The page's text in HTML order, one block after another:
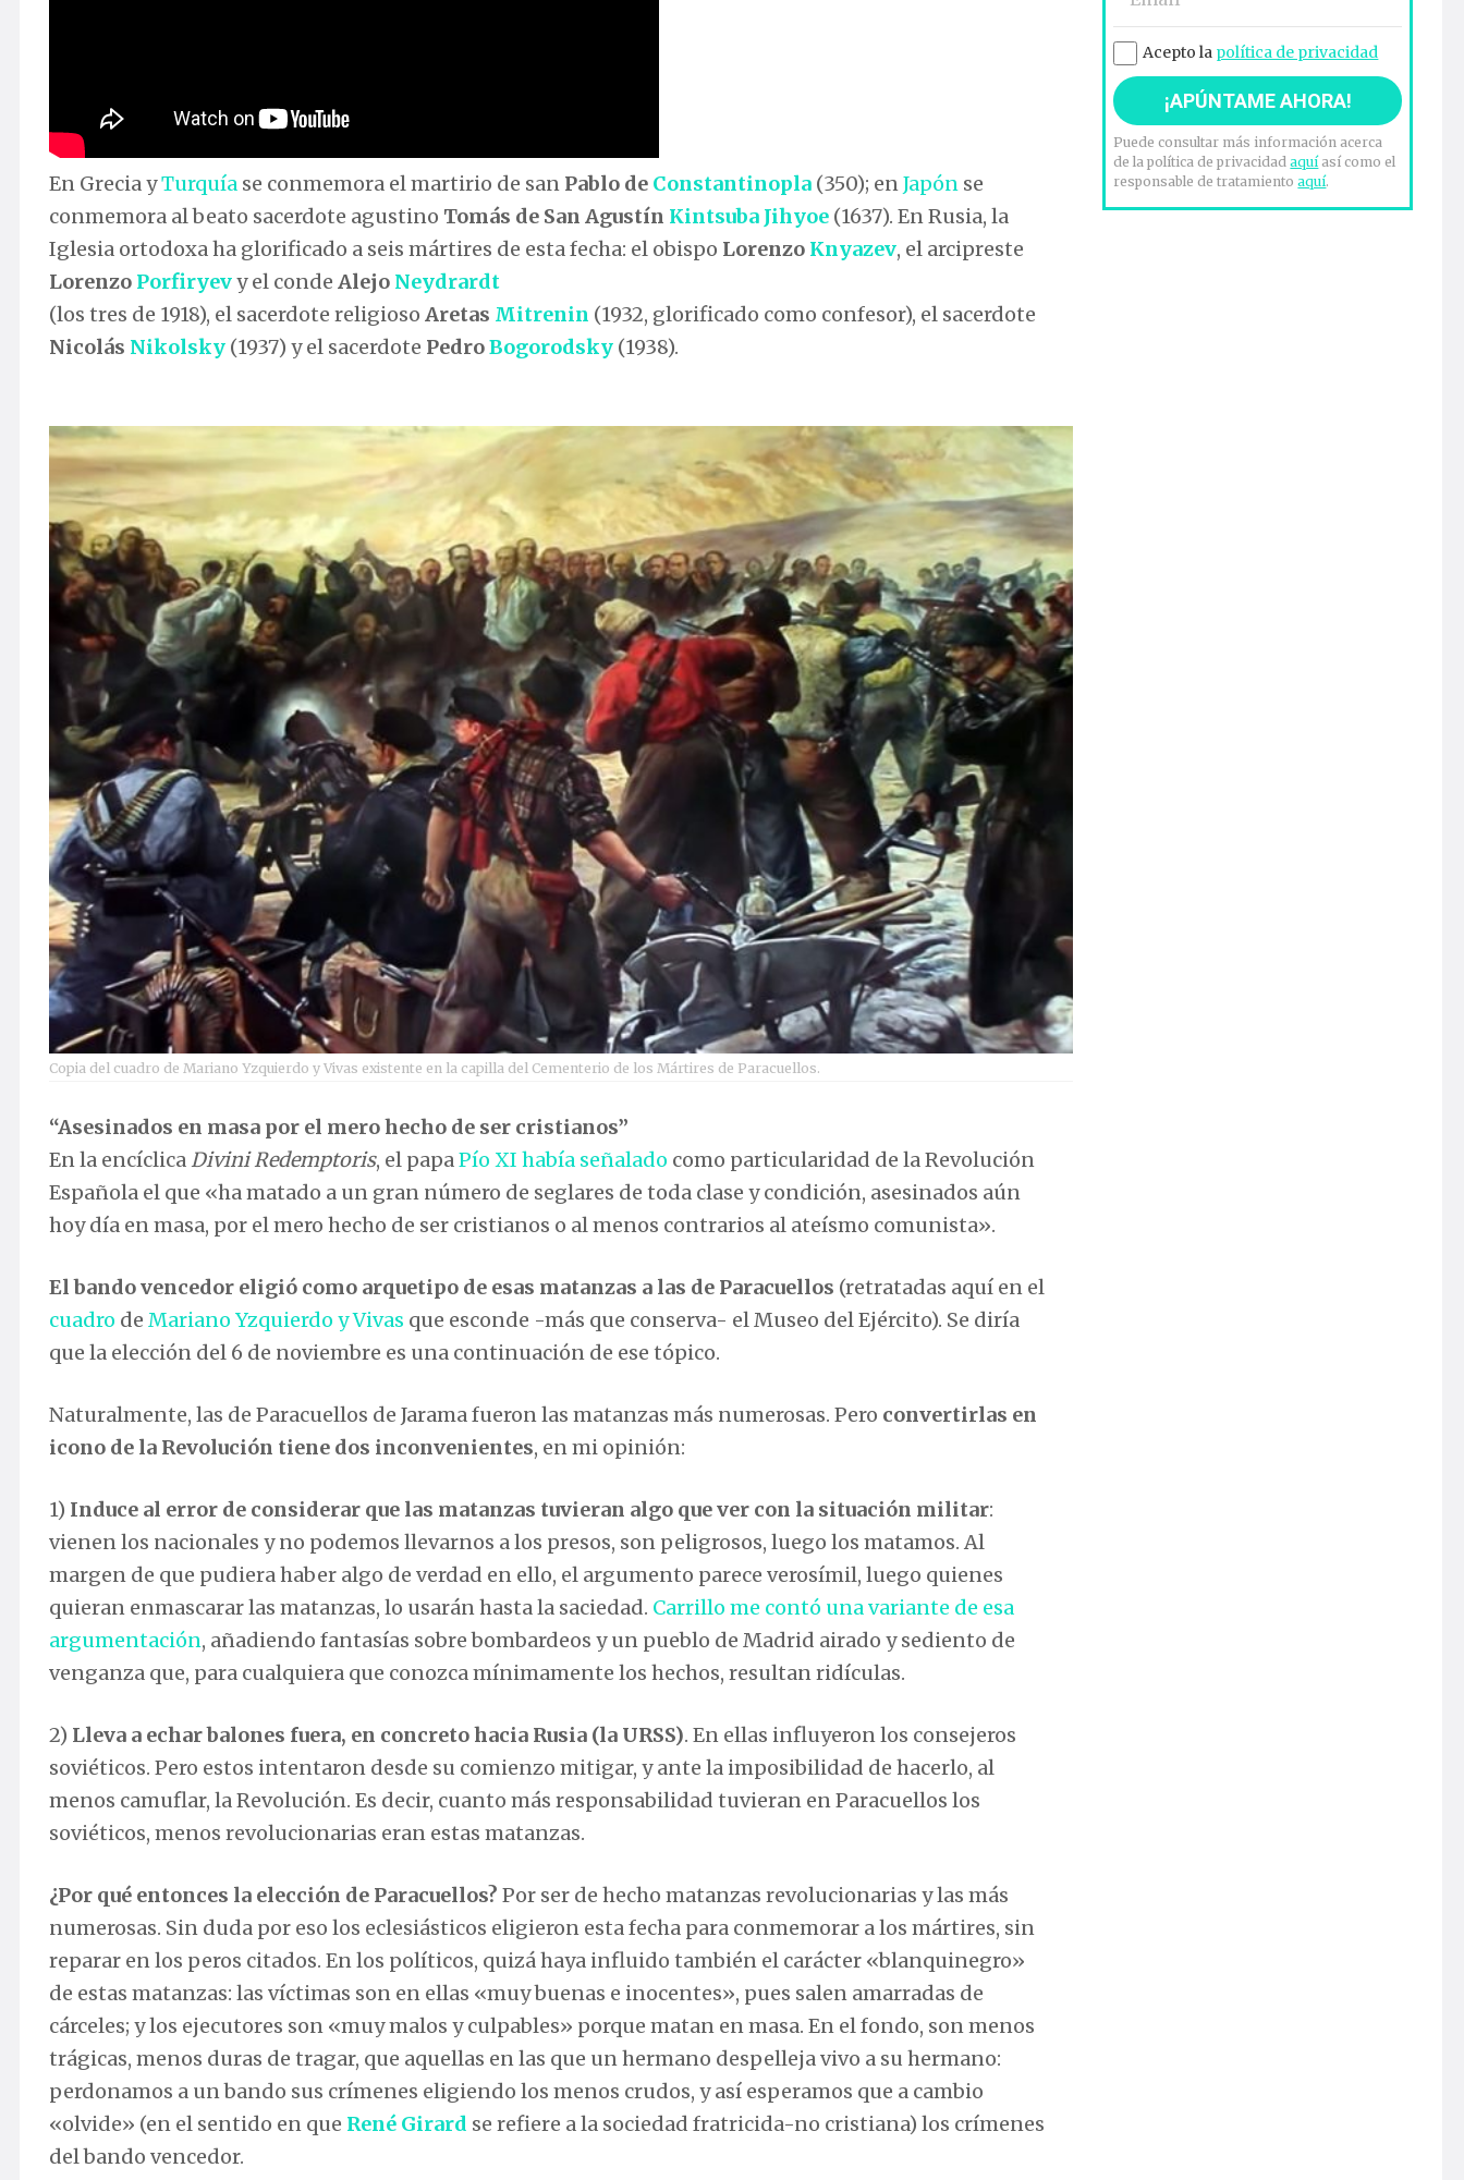
En Grecia yTurquía se conmemora el martirio de san Pablo de Constantinopla (350); enJapón se
conmemora al beato sacerdote agustino Tomás de San Agustín Kintsuba Jihyoe (1637). En Rusia, la
Iglesia ortodoxa ha glorificado a seis mártires de esta fecha: el obispo Lorenzo Knyazev, el arcipreste
Lorenzo Porfiryevy el conde Alejo Neydrardt
(los tres de 1918), el sacerdote religioso Aretas Mitrenin (1932, glorificado como confesor), el sacerdote
Nicolás Nikolsky (1937) y el sacerdote PedroBogorodsky (1938).
Copia del cuadro de Mariano Yzquierdo y Vivas existente en la capilla del Cementerio de los Mártires de Paracuellos.
“Asesinados en masa por el mero hecho de ser cristianos”
En la encíclicaDivini Redemptoris, el papaPío XI había señalado como particularidad de la Revolución
Española el que «ha matado a un gran número de seglares de toda clase y condición, asesinados aún
hoy día en masa, por el mero hecho de ser cristianos o al menos contrarios al ateísmo comunista».
El bando vencedor eligió como arquetipo de esas matanzas a las de Paracuellos (retratadas aquí en el
cuadro de Mariano Yzquierdo y Vivas que esconde -más que conserva- el Museo del Ejército). Se diría
que la elección del 6 de noviembre es una continuación de ese tópico.
Naturalmente, las de Paracuellos de Jarama fueron las matanzas más numerosas. Pero convertirlas en
icono de la Revolución tiene dos inconvenientes, en mi opinión:
1) Induce al error de considerar que las matanzas tuvieran algo que ver con la situación militar:
vienen los nacionales y no podemos llevarnos a los presos, son peligrosos, luego los matamos. Al
margen de que pudiera haber algo de verdad en ello, el argumento parece verosímil, luego quienes
quieran enmascarar las matanzas, lo usarán hasta la saciedad. Carrillo me contó una variante de esa
argumentación, añadiendo fantasías sobre bombardeos y un pueblo de Madrid airado y sediento de
venganza que, para cualquiera que conozca mínimamente los hechos, resultan ridículas.
2) Lleva a echar balones fuera, en concreto hacia Rusia (la URSS). En ellas influyeron los consejeros
soviéticos. Pero estos intentaron desde su comienzo mitigar, y ante la imposibilidad de hacerlo, al
menos camuflar, la Revolución. Es decir, cuanto más responsabilidad tuvieran en Paracuellos los
soviéticos, menos revolucionarias eran estas matanzas.
¿Por qué entonces la elección de Paracuellos? Por ser de hecho matanzas revolucionarias y las más
numerosas. Sin duda por eso los eclesiásticos eligieron esta fecha para conmemorar a los mártires, sin
reparar en los peros citados. En los políticos, quizá haya influido también el carácter «blanquinegro»
de estas matanzas: las víctimas son en ellas «muy buenas e inocentes», pues salen amarradas de
cárceles; y los ejecutores son «muy malos y culpables» porque matan en masa. En el fondo, son menos
trágicas, menos duras de tragar, que aquellas en las que un hermano despelleja vivo a su hermano:
perdonamos a un bando sus crímenes eligiendo los menos crudos, y así esperamos que a cambio
«olvide» (en el sentido en que René Girard se refiere a la sociedad fratricida-no cristiana) los crímenes
del bando vencedor.
Acepto la política de privacidad
Puede consultar más información acerca
de la política de privacidadaquíasí como el
responsable de tratamientoaquí.